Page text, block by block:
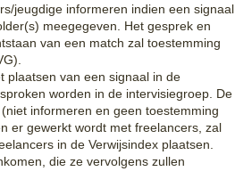
jeugdige informeren indien een signaal
meegegeven. Het gesprek en
van een match zal toestemming
plaatsen van een signaal in de
worden in de intervisiegroep. De
informeren en geen toestemming
er gewerkt wordt met freelancers, zal
in de Verwijsindex plaatsen.
die ze vervolgens zullen